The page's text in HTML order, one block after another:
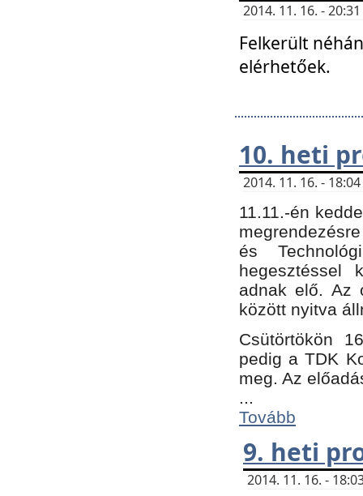
2014. 11. 16. -
Felkerült
elérhetőek.
10. heti
2014. 11. 16. -
11.11.-én
és
hegesztéssel
adnak elő. Az
között nyitva
Csütörtökön
pedig a TDK
meg. Az
...
Tovább
9. heti
2014. 11. 16. -